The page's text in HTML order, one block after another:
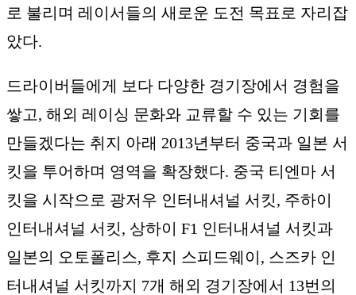
로 불리며 레이서들의 새로운 도전 목표로 자리잡
았다.
드라이버들에게 보다 다양한 경기장에서 경험을
쌓고, 해외 레이싱 문화와 교류할 수 있는 기회를
만들겠다는 취지 아래 2013년부터 중국과 일본 서
킷을 투어하며 영역을 확장했다. 중국 티엔마 서
킷을 시작으로 광저우 인터내셔널 서킷, 주하이
인터내셔널 서킷, 상하이 F1 인터내셔널 서킷과
일본의 오토폴리스, 후지 스피드웨이, 스즈카 인
터내셔널 서킷까지 7개 해외 경기장에서 13번의